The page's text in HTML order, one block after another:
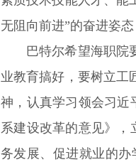
无阻向前进”的奋进姿
巴特尔希望海职院
业教育搞好，要树立工
神，认真学习领会习近
系建设改革的意见》
务发展、促进就业的办